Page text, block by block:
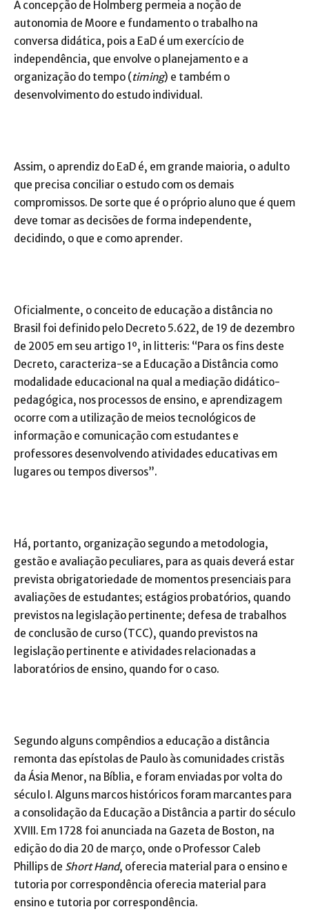
A concepção de Holmberg permeia a noção de
autonomia de Moore e fundamento o trabalho na
conversa didática, pois a EaD é um exercício de
independência, que envolve o planejamento e a
organização do tempo (timing) e também o
desenvolvimento do estudo individual.
Assim, o aprendiz do EaD é, em grande maioria, o adulto
que precisa conciliar o estudo com os demais
compromissos. De sorte que é o próprio aluno que é quem
deve tomar as decisões de forma independente,
decidindo, o que e como aprender.
Oficialmente, o conceito de educação a distância no
Brasil foi definido pelo Decreto 5.622, de 19 de dezembro
de 2005 em seu artigo 1º, in litteris: “Para os fins deste
Decreto, caracteriza-se a Educação a Distância como
modalidade educacional na qual a mediação didático-
pedagógica, nos processos de ensino, e aprendizagem
ocorre com a utilização de meios tecnológicos de
informação e comunicação com estudantes e
professores desenvolvendo atividades educativas em
lugares ou tempos diversos”.
Há, portanto, organização segundo a metodologia,
gestão e avaliação peculiares, para as quais deverá estar
prevista obrigatoriedade de momentos presenciais para
avaliações de estudantes; estágios probatórios, quando
previstos na legislação pertinente; defesa de trabalhos
de conclusão de curso (TCC), quando previstos na
legislação pertinente e atividades relacionadas a
laboratórios de ensino, quando for o caso.
Segundo alguns compêndios a educação a distância
remonta das epístolas de Paulo às comunidades cristãs
da Ásia Menor, na Bíblia, e foram enviadas por volta do
século I. Alguns marcos históricos foram marcantes para
a consolidação da Educação a Distância a partir do século
XVIII. Em 1728 foi anunciada na Gazeta de Boston, na
edição do dia 20 de março, onde o Professor Caleb
Phillips de Short Hand, oferecia material para o ensino e
tutoria por correspondência oferecia material para
ensino e tutoria por correspondência.